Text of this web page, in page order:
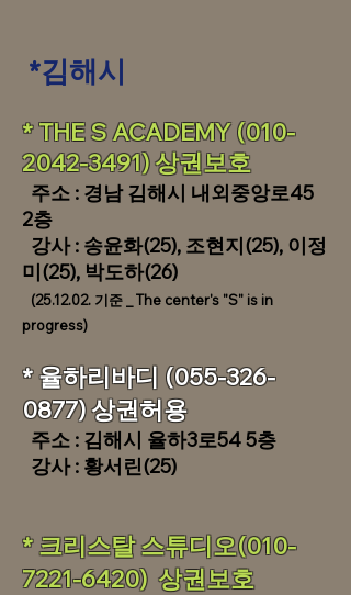
*김해시
​​​* THE S ACADEMY(010-
2042-3491)상권보호
​주소 : 경남 김해시 내외중앙로45
2층
강사 : 송윤화(25), 조현지(25), 이정
미(25), 박도하(26)
(25.12.02. 기준 _ The center's "S" is in
progress)
​​* 율하리바디 (055-326-
0877)상권허용
주소 : 김해시 율하3로54 5층
강사 : 황서린(25)
​​​* 크리스탈 스튜디오(010-
7221-6420) 상권보호